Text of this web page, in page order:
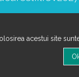
acestui site